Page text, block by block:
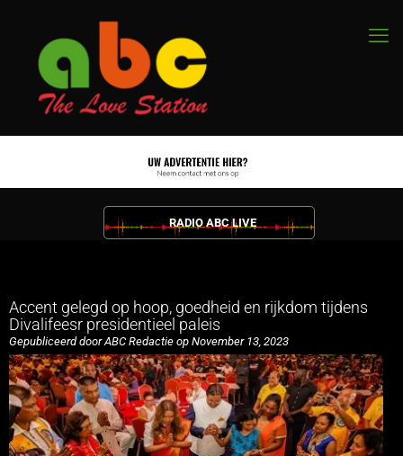
RADIO ABC LIVE
Accent gelegd op hoop, goedheid en rijkdom tijdens
Divalifeesr presidentieel paleis
Gepubliceerd door ABC Redactie op November 13, 2023